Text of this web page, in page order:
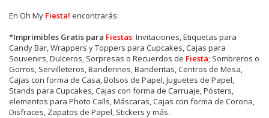
En Oh My Fiesta! encontrarás:
*Imprimibles Gratis para Fiestas: Invitaciones, Etiquetas para
Candy Bar, Wrappers y Toppers para Cupcakes, Cajas para
Souvenirs, Dulceros, Sorpresas o Recuerdos de Fiesta; Sombreros o
Gorros, Servilleteros, Banderines, Banderitas, Centros de Mesa,
Cajas con forma de Casa, Bolsos de Papel, Juguetes de Papel,
Stands para Cupcakes, Cajas con forma de Carruaje, Pósters,
elementos para Photo Calls, Máscaras, Cajas con forma de Corona,
Disfraces, Zapatos de Papel, Stickers y más.